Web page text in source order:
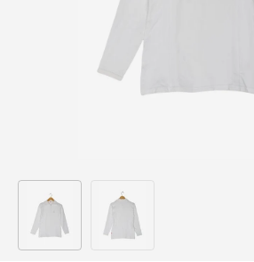
Bild 1 in Galerieansicht laden